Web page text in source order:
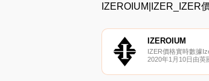
代幣.
IZEROIUM|IZER_IZER
IZEROIUM
IZER價格實時數據
2020年1月10日由英
上使用IZER完全放